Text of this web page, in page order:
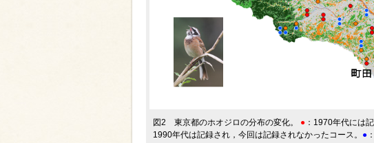
図2 東京都のホオジロの分布の変化。 ● ：1970年代には
1990年代は記録され，今回は記録されなかったコース。 ●